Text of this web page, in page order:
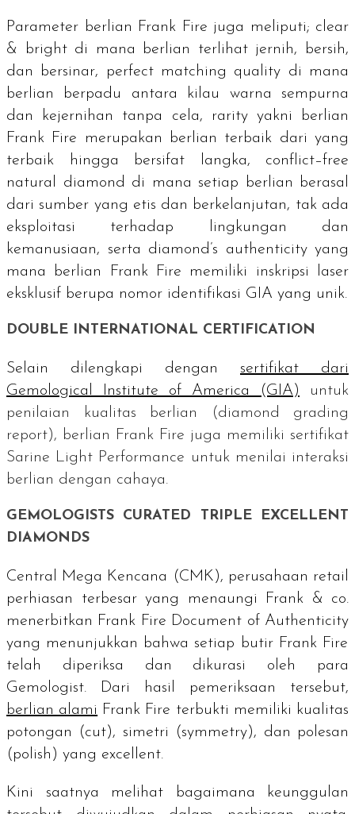
Parameter berlian Frank Fire juga meliputi; clear
& bright di mana berlian terlihat jernih, bersih,
dan bersinar,
perfect matching quality di mana
berlian berpadu antara kilau warna sempurna
dan kejernihan tanpa cela,
rarity yakni berlian
Frank Fire merupakan berlian terbaik dari yang
terbaik hingga bersifat langka, conflict–free
natural diamond di mana setiap berlian berasal
dari sumber yang etis dan berkelanjutan, tak ada
eksploitasi terhadap lingkungan dan
kemanusiaan, serta diamond’s authenticity yang
mana berlian Frank Fire memiliki inskripsi laser
eksklusif berupa nomor identifikasi GIA yang unik.
DOUBLE INTERNATIONAL CERTIFICATION
Selain dilengkapi dengan
sertifikat dari
Gemological Institute of America
(GIA) untuk
penilaian kualitas berlian (diamond grading
report), berlian Frank Fire juga memiliki sertifikat
Sarine Light Performance untuk menilai interaksi
berlian dengan cahaya.
GEMOLOGISTS CURATED TRIPLE EXCELLENT
DIAMONDS
Central Mega Kencana (CMK), perusahaan retail
perhiasan terbesar yang menaungi Frank & co.
menerbitkan Frank Fire Document of Authenticity
yang menunjukkan bahwa setiap butir Frank Fire
telah diperiksa dan dikurasi oleh para
Gemologist.
Dari hasil pemeriksaan tersebut,
berlian alami Frank Fire terbukti memiliki kualitas
potongan (cut), simetri (symmetry), dan polesan
( polish ) yang excellent.
Kini saatnya melihat bagaimana keunggulan